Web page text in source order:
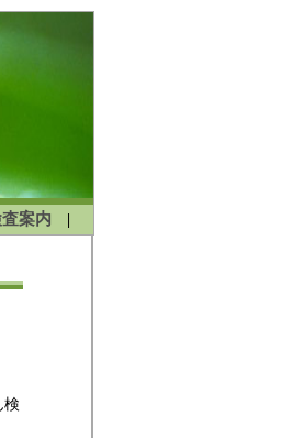
案内
検